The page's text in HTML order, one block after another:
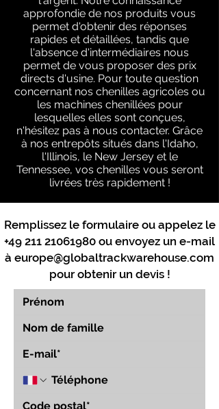
approfondie de nos produits vous
permet d'obtenir des réponses
rapides et détaillées, tandis que
l'absence d'intermédiaires nous
permet de vous proposer des prix
directs d'usine. Pour toute question
concernant nos chenilles agricoles ou
les machines chenillées pour
lesquelles elles sont conçues,
n'hésitez pas à nous contacter. Grâce
à nos entrepôts situés dans l'Idaho,
l'Illinois, le New Jersey et le
Tennessee, vos chenilles vous seront
livrées très rapidement !
Remplissez le formulaire ou appelez le
+49 211 21061980 ou envoyez un e-mail
à europe@globaltrackwarehouse.com
pour obtenir un devis !